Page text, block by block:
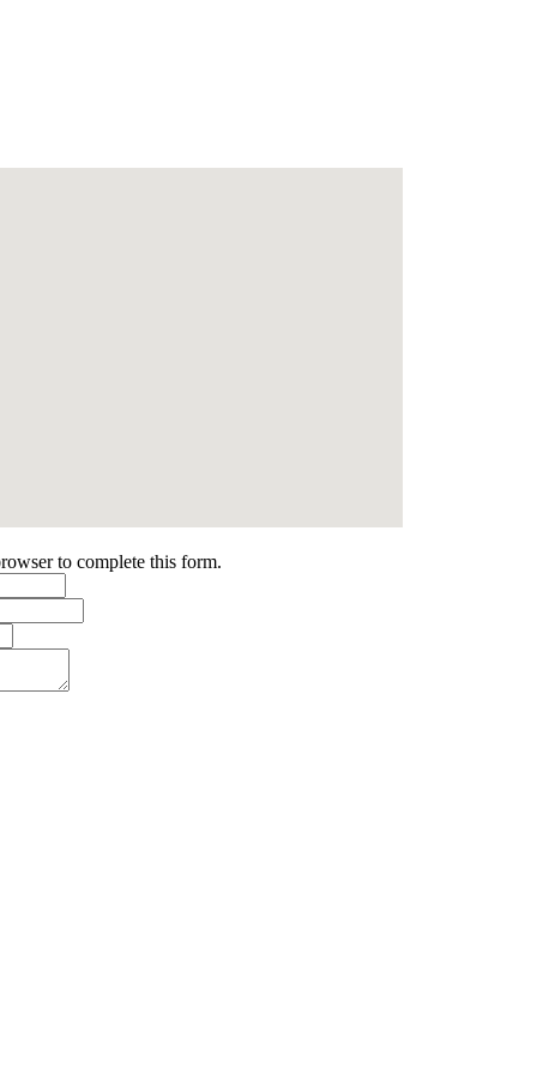
to complete this form.